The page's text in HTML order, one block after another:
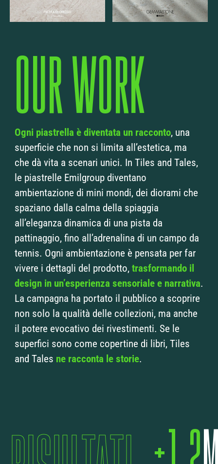
OUR WORK
Ogni piastrella è diventata un racconto, una
superficie che non si limita all’estetica, ma
che dà vita a scenari unici. In Tiles and Tales,
le piastrelle Emilgroup diventano
ambientazione di mini mondi, dei diorami che
spaziano dalla calma della spiaggia
all’eleganza dinamica di una pista da
pattinaggio, fino all’adrenalina di un campo da
tennis. Ogni ambientazione è pensata per far
vivere i dettagli del prodotto, trasformando il
design in un’esperienza sensoriale e narrativa.
La campagna ha portato il pubblico a scoprire
non solo la qualità delle collezioni, ma anche
il potere evocativo dei rivestimenti. Se le
superfici sono come copertine di libri, Tiles
and Tales ne racconta le storie.